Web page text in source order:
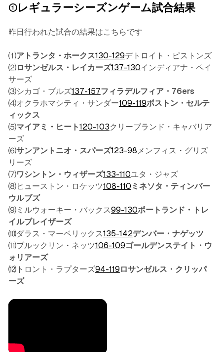
①レギュラーシーズンゲーム試合結果
昨日行われた試合の結果はこちらです
⑴アトランタ・ホークス130-129デトロイト・ピストンズ
⑵ロサンゼルス・レイカーズ137-130インディアナ・ペイ
サーズ
⑶シカゴ・ブルズ137-157フィラデルフィア・76ers
⑷オクラホマシティ・サンダー109-119ボストン・セルテ
ィックス
⑸マイアミ・ヒート120-103クリーブランド・キャバリア
ーズ
⑹サンアントニオ・スパーズ123-98 メンフィス・グリズ
リーズ
⑺ワシントン・ウィザーズ133-110ユタ・ジャズ
⑻ヒューストン・ロケッツ108-110 ミネソタ・ティンバー
ウルブズ
⑼ミルウォーキー・バックス99-130ポートランド・トレ
イルブレイザーズ
⑽ダラス・マーベリックス135-142デンバー・ナゲッツ
⑾ブルックリン・ネッツ106-109ゴールデンステイト・ウ
ォリアーズ
⑿トロント・ラプターズ94-119ロサンゼルス・クリッパ
ーズ